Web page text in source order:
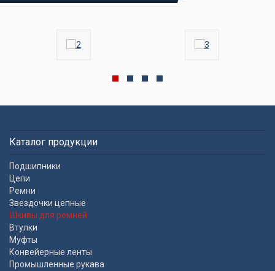
Каталог продукции
Подшипники
Цепи
Ремни
Звездочки цепные
Шкивы для ремней
Втулки
Муфты
Конвейерные ленты
Промышленные рукава